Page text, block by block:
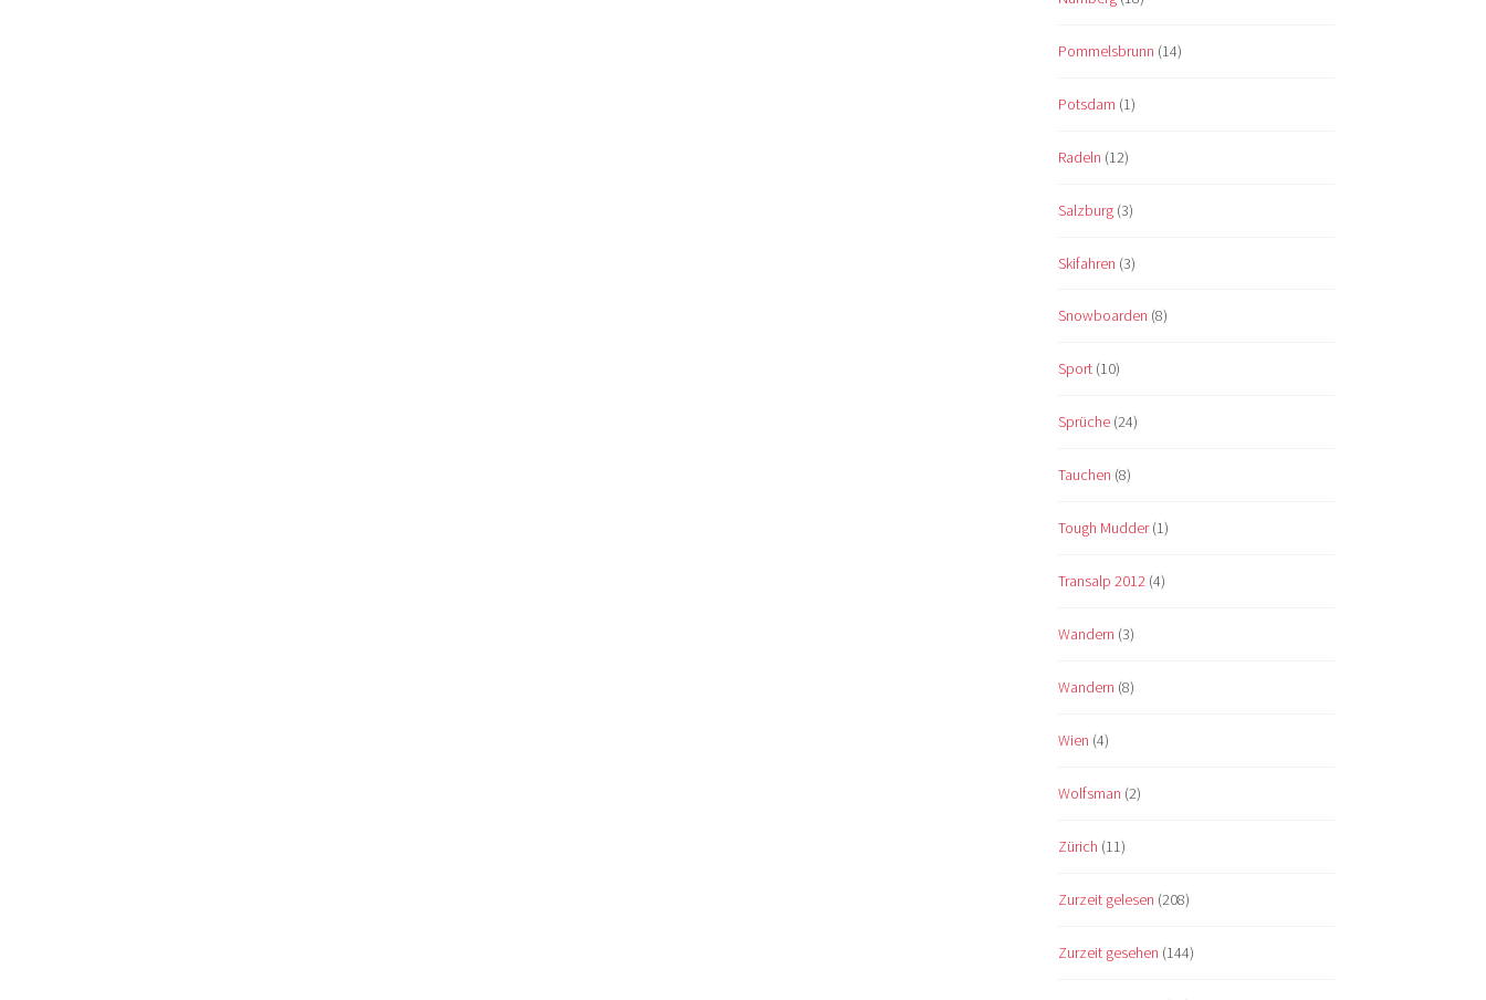
Pommelsbrunn (14)
Potsdam (1)
Radeln (12)
Salzburg (3)
Skifahren (3)
Snowboarden (8)
Sport (10)
Sprüche (24)
Tauchen (8)
Tough Mudder(1)
Transalp 2012 (4)
Wandern (3)
Wandern (8)
Wien (4)
Wolfsman (2)
Zürich (11)
Zurzeit gelesen (208)
Zurzeit gesehen (144)